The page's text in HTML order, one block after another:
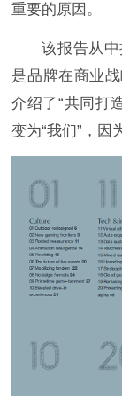
重要的原因。
该报告从
是品牌在商业
介绍了“共同打
变为“我们”，因